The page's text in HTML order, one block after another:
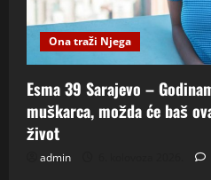
Ona traži Njega
Esma 39 Sarajevo –
muškarca, možda će baš
život
admin